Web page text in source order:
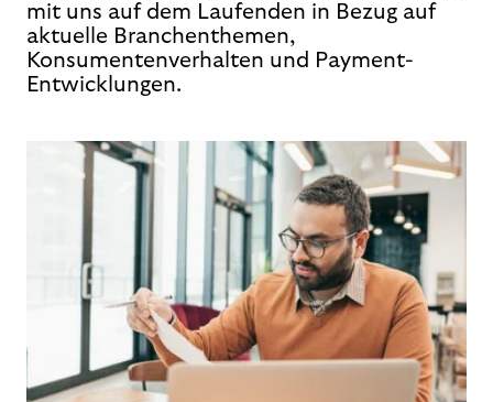
mit uns auf dem Laufenden in Bezug auf
aktuelle Branchenthemen,
Konsumentenverhalten und Payment-
Entwicklungen.